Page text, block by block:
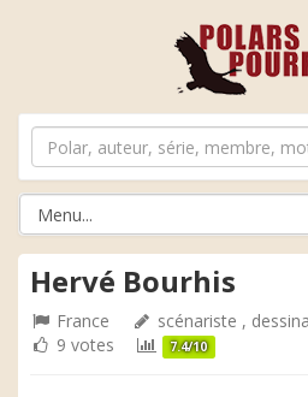
Hervé Bourhis
France
scénariste ,
9 votes
7.4/10